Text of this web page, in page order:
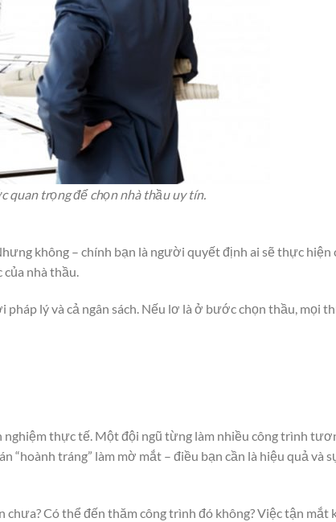
quan trọng để chọn nhà thầu uy tín.
không – chính bạn là người quyết định ai sẽ thực hiện
của nhà thầu.
pháp lý và cả ngân sách. Nếu lơ là ở bước chọn thầu, mọi
nghiệm thực tế. Một đội ngũ từng làm nhiều công trình
“hoành tráng” làm mờ mắt – điều bạn cần là hiệu quả và
Có thể đến thăm công trình đó không? Việc tận mắt